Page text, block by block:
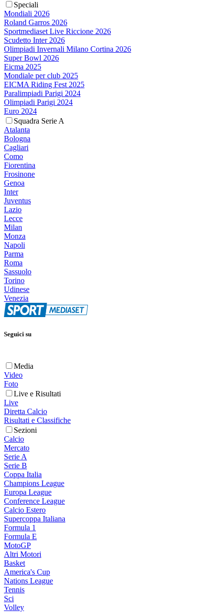
Speciali
Mondiali 2026
Roland Garros 2026
Sportmediaset Live Riccione 2026
Scudetto Inter 2026
Olimpiadi Invernali Milano Cortina 2026
Super Bowl 2026
Eicma 2025
Mondiale per club 2025
EICMA Riding Fest 2025
Paralimpiadi Parigi 2024
Olimpiadi Parigi 2024
Euro 2024
Squadra Serie A
Atalanta
Bologna
Cagliari
Como
Fiorentina
Frosinone
Genoa
Inter
Juventus
Lazio
Lecce
Milan
Monza
Napoli
Parma
Roma
Sassuolo
Torino
Udinese
Venezia
Seguici su
Media
Video
Foto
Live e Risultati
Live
Diretta Calcio
Risultati e Classifiche
Sezioni
Calcio
Mercato
Serie A
Serie B
Coppa Italia
Champions League
Europa League
Conference League
Calcio Estero
Supercoppa Italiana
Formula 1
Formula E
MotoGP
Altri Motori
Basket
America's Cup
Nations League
Tennis
Sci
Volley